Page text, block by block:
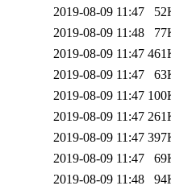
2019-08-09 11:47
2019-08-09 11:48
2019-08-09 11:47
2019-08-09 11:47
2019-08-09 11:47
2019-08-09 11:47
2019-08-09 11:47
2019-08-09 11:47
2019-08-09 11:48